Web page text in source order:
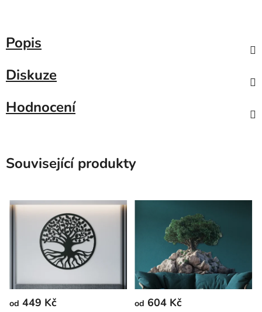
Popis
Diskuze
Hodnocení
Související produkty
od 449 Kč od 604 Kč